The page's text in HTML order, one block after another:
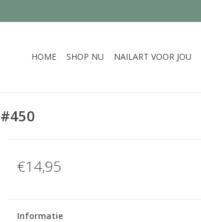
HOME SHOP NU NAILART VOOR JOU
€14,95
Informatie